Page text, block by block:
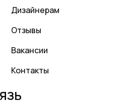
Дизайнерам
Отзывы
Вакансии
Контакты